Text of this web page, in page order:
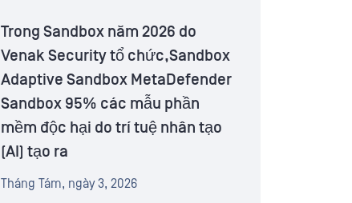
Trong Sandbox năm 2026 do
Venak Security tổ chức,Sandbox
Adaptive Sandbox MetaDefender
Sandbox 95% các mẫu phần
mềm độc hại do trí tuệ nhân tạo
(AI) tạo ra
Tháng Tám, ngày 3, 2026